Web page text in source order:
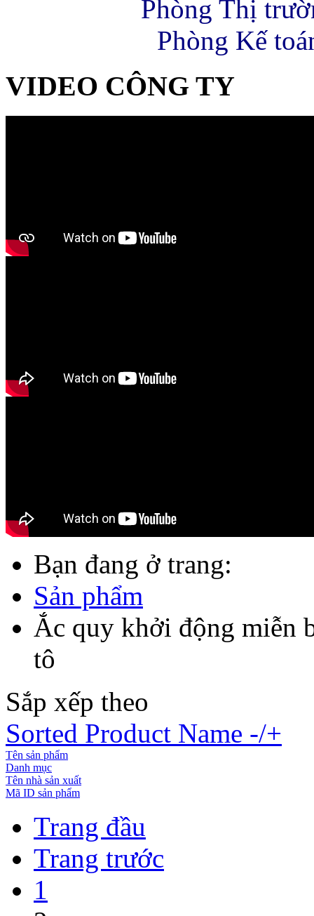
Phòng Thị
Phòng Kế
VIDEO CÔNG TY
Bạn đang ở trang:
Sản phẩm
Ắc quy khởi động miễn
tô
Sắp xếp theo
Sorted Product Name -/+
Tên sản phẩm
Danh mục
Tên nhà sản xuất
Mã ID sản phẩm
Trang đầu
Trang trước
1